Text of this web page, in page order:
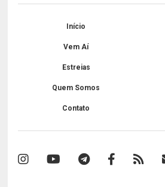
Início
Vem Aí
Estreias
Quem Somos
Contato